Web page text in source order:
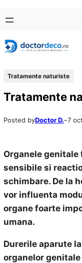
conținut
content
Tratamente naturiste
Tratamente
Posted byDoctor D.–7
Organele
sensibile si
schimbare. De la
vor influenta
organe foarte
umana.
Durerile aparute
organelor